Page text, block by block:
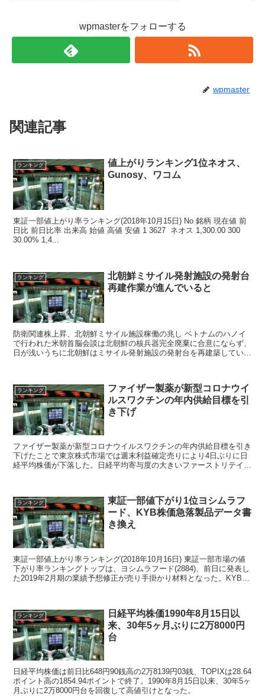
wpmasterをフォローする
wpmaster
関連記事
ランキング
値上がりランキング1位ネオス、
Gunosy、ワコム
東証一部値上がり率ランキング(2018年10月15日) No 銘柄 現在値 前
日比 前日比率 出来高 始値 高値 安値 1 3627 ネオス 1,300.00 300
30.00% 1,4...
ランキング
北朝鮮ミサイル発射施設の発射台
再建作業が進んでいると
防衛関連株上昇、北朝鮮ミサイル施設稼働の兆し ベトナムのハノイ
で行われた米朝首脳会談は北朝鮮の核兵器完全廃棄に合意にならず、
日が浅いうちに北朝鮮はミサイル発射施設の発射台を再建築している
ランキング
ファイザー製薬が新型コロナウイ
ルスワクチンの年内供給目標を引
き下げ
ファイザー製薬が新型コロナウイルスワクチンの年内供給目標を引き
下げたことで東京株式市場では週末利益確定売りにより4日ぶりに日
経平均株価が下落した。日経平均寄与度の大きいファーストリテイリ
ランキング
東証一部値下がり1位ヨシムラフ
ード、KYB株価急落製品データ書
き換え
東証一部値上がり率ランキング(2018年10月16日) 東証一部市場の値
下がり率ランキングトップは、ヨシムラフード(2884)、前日に発表し
た2019年2月期の業績予想修正が売り手掛かり材料となった。KYB株
ランキング
日経平均株価1990年8月15日以
来、30年5ヶ月ぶりに2万8000円
台
日経平均株価は前日比648円90銭高の2万8139円03銭、TOPIXは28.64
ポイント高の1854.94ポイントで終了。1990年8月15日以来、30年5ヶ
月ぶりに2万8000円台を回復して高値引けとなった。